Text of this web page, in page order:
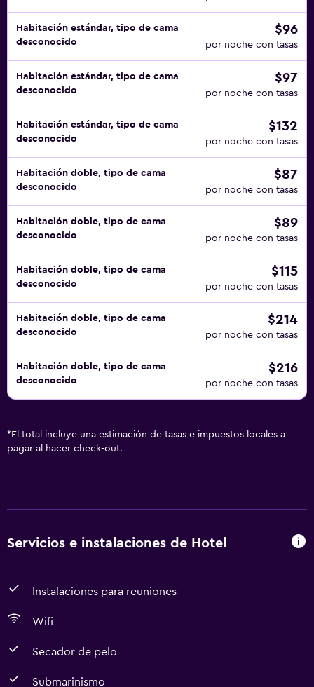
Habitación estándar, tipo de cama
desconocido
$96
por noche con tasas
Habitación estándar, tipo de cama
desconocido
$97
por noche con tasas
Habitación estándar, tipo de cama
desconocido
$132
por noche con tasas
Habitación doble, tipo de cama
desconocido
$87
por noche con tasas
Habitación doble, tipo de cama
desconocido
$89
por noche con tasas
Habitación doble, tipo de cama
desconocido
$115
por noche con tasas
Habitación doble, tipo de cama
desconocido
$214
por noche con tasas
Habitación doble, tipo de cama
desconocido
$216
por noche con tasas
* El total incluye una estimación de tasas e impuestos locales a
pagar al hacer check-out.
Servicios e instalaciones de Hotel
Instalaciones para reuniones
Wifi
Secador de pelo
Submarinismo